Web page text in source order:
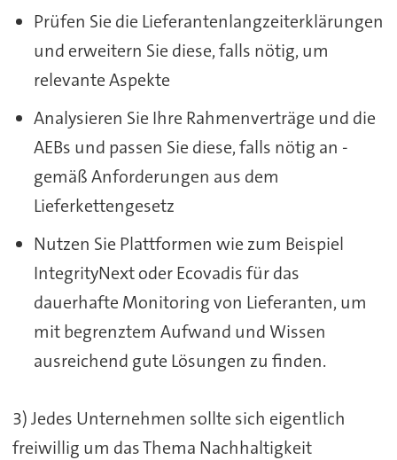
Prüfen Sie die Lieferantenlangzeiterklärungen
und erweitern Sie diese, falls nötig, um
relevante Aspekte
Analysieren Sie Ihre Rahmenverträge und die
AEBs und passen Sie diese, falls nötig an -
gemäß Anforderungen aus dem
Lieferkettengesetz
Nutzen Sie Plattformen wie zum Beispiel
IntegrityNext oder Ecovadis für das
dauerhafte Monitoring von Lieferanten, um
mit begrenztem Aufwand und Wissen
ausreichend gute Lösungen zu finden.
3) Jedes Unternehmen sollte sich eigentlich
freiwillig um das Thema Nachhaltigkeit